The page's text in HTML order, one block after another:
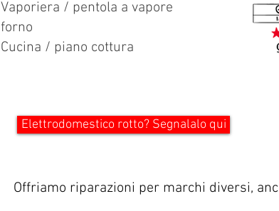
Vaporiera / pentola a vapore
forno
Cucina / piano cottura
Elettrodomestico rotto? Segnalalo qui
Offriamo riparazioni per marchi diversi,